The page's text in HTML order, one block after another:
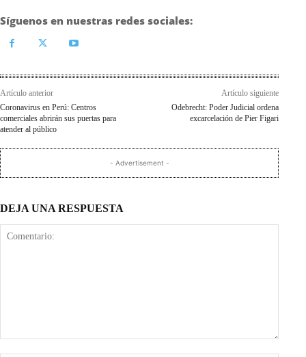
Síguenos en nuestras redes sociales:
Artículo anterior
Coronavirus en Perú: Centros
comerciales abrirán sus puertas para
atender al público
Artículo siguiente
Odebrecht: Poder Judicial ordena
excarcelación de Pier Figari
- Advertisement -
DEJA UNA RESPUESTA